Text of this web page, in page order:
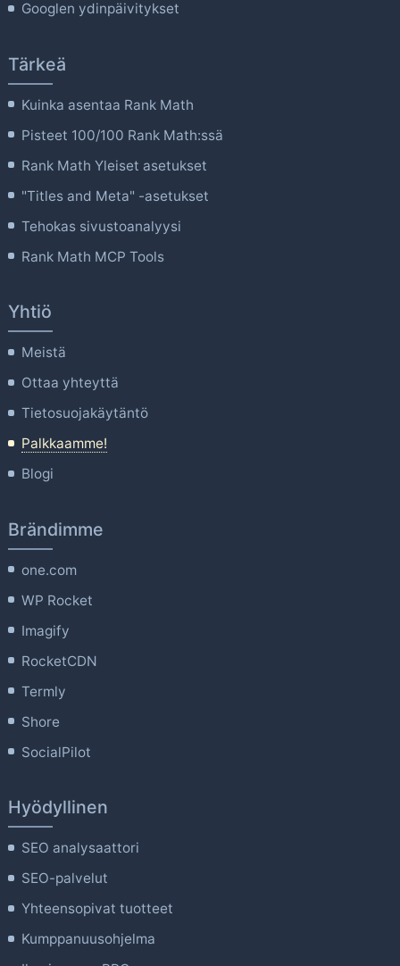
Googlen ydinpäivitykset
Tärkeä
Kuinka asentaa Rank Math
Pisteet 100/100 Rank Math:ssä
Rank Math Yleiset asetukset
"Titles and Meta" -asetukset
Tehokas sivustoanalyysi
Rank Math MCP Tools
Yhtiö
Meistä
Ottaa yhteyttä
Tietosuojakäytäntö
Palkkaamme!
Blogi
Brändimme
one.com
WP Rocket
Imagify
RocketCDN
Termly
Shore
SocialPilot
Hyödyllinen
SEO analysaattori
SEO-palvelut
Yhteensopivat tuotteet
Kumppanuusohjelma